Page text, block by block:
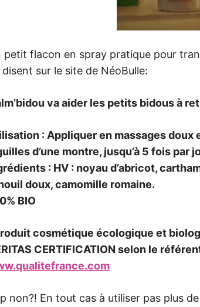
petit flacon en spray pratique pour
disent sur le site de NéoBulle:
va aider les petits bidous à
: Appliquer en massages doux
d’une montre, jusqu’à 5 fois par
: HV : noyau d’abricot,
doux, camomille romaine.
BIO
cosmétique écologique et
CERTIFICATION selon le
non?! En tout cas à utiliser pas plus